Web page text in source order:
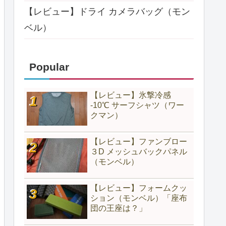
【レビュー】ドライ カメラバッグ（モン
ベル）
Popular
【レビュー】氷撃冷感
-10℃ サーフシャツ（ワー
クマン）
【レビュー】ファンブロー
３D メッシュバックパネル
（モンベル）
【レビュー】フォームクッ
ション（モンベル）「座布
団の王座は？」